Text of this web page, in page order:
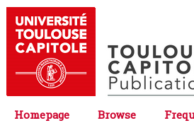
Homepage Browse